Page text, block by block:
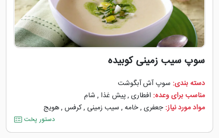
سوپ سیب زمینی کوبیده
دسته بندی: سوپ آش آبگوشت
مناسب برای وعده: افطاری ,پیش غذا , شام
مواد مورد نیاز: جعفری ,خامه , سیب زمینی ,کرفس ,هویج
دستور پخت